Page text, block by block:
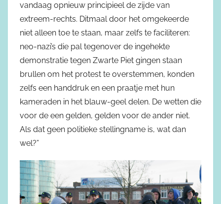
vandaag opnieuw principieel de zijde van
extreem-rechts. Ditmaal door het omgekeerde
niet alleen toe te staan, maar zelfs te faciliteren:
neo-nazi’s die pal tegenover de ingehekte
demonstratie tegen Zwarte Piet gingen staan
brullen om het protest te overstemmen, konden
zelfs een handdruk en een praatje met hun
kameraden in het blauw-geel delen. De wetten die
voor de een gelden, gelden voor de ander niet.
Als dat geen politieke stellingname is, wat dan
wel?”